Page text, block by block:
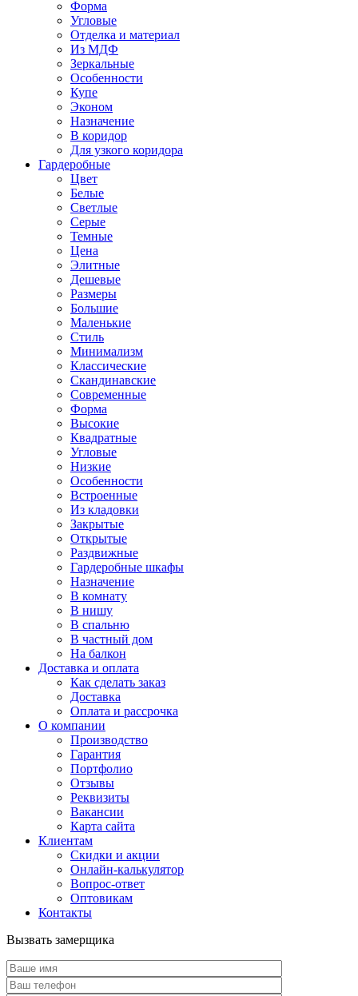
Форма
Угловые
Отделка и материал
Из МДФ
Зеркальные
Особенности
Купе
Эконом
Назначение
В коридор
Для узкого коридора
Гардеробные
Цвет
Белые
Светлые
Серые
Темные
Цена
Элитные
Дешевые
Размеры
Большие
Маленькие
Стиль
Минимализм
Классические
Скандинавские
Современные
Форма
Высокие
Квадратные
Угловые
Низкие
Особенности
Встроенные
Из кладовки
Закрытые
Открытые
Раздвижные
Гардеробные шкафы
Назначение
В комнату
В нишу
В спальню
В частный дом
На балкон
Доставка и оплата
Как сделать заказ
Доставка
Оплата и рассрочка
О компании
Производство
Гарантия
Портфолио
Отзывы
Реквизиты
Вакансии
Карта сайта
Клиентам
Скидки и акции
Онлайн-калькулятор
Вопрос-ответ
Оптовикам
Контакты
Вызвать замерщика